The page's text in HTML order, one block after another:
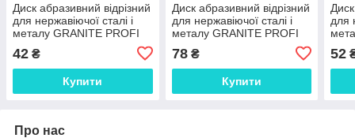
Диск абразивний відрізний
для нержавіючої сталі і
металу GRANITE PROFI
+30 150х1.6х22.2 мм 8-06-
151 SPL
42 ₴
Купити
Диск абразивний відрізний
для нержавіючої сталі і
металу GRANITE PROFI
+30 230х2.0х22.2 мм 8-06-
231 SPL
78₴
Купити
для
180
52
Про нас